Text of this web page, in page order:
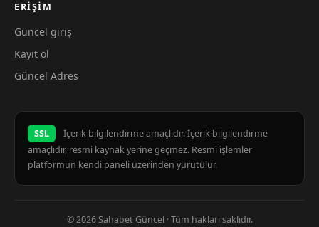
ERIŞIM
Güncel giriş
Kayıt ol
Güncel Adres
SSL
İçerik bilgilendirme amaçlıdır. İçerik bilgilendirme
amaçlıdır, resmi kaynak yerine geçmez. Resmi işlemler
platformun kendi paneli üzerinden yürütülür.
© 2026 Sahabet Güncel · Tüm hakları saklıdır.